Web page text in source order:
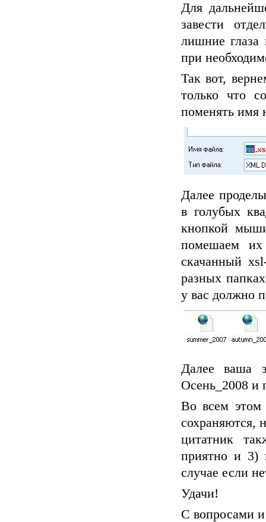
Для
завести
лишние
при
Так вот,
только что
поменять имя
Далее
в голубых
кнопкой
помешаем
скачанный
разных
у вас должно
Далее ваша
Осень_2008 и
Во всем этом
сохраняются,
цитатник
приятно и 3)
случае если
Удачи!
С вопросами